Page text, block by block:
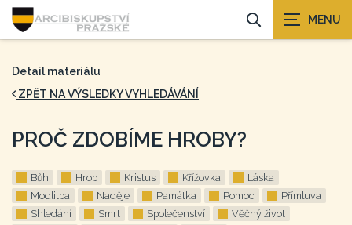
Detail materiálu
ZPĚT NA VÝSLEDKY VYHLEDÁVÁNÍ
PROČ ZDOBÍME HROBY?
Bůh Hrob Kristus Křížovka
Láska
Modlitba
Naděje Památka Pomoc
Přímluva
Shledání
Smrt Společenství
Věčný život